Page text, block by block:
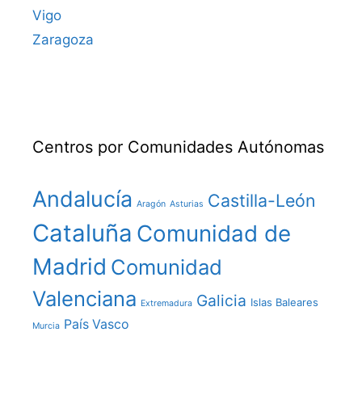
Vigo
Zaragoza
Centros por Comunidades Autónomas
Andalucía Aragón Asturias Castilla-León
Cataluña Comunidad de
Madrid Comunidad
Valenciana Extremadura Galicia Islas Baleares
Murcia País Vasco